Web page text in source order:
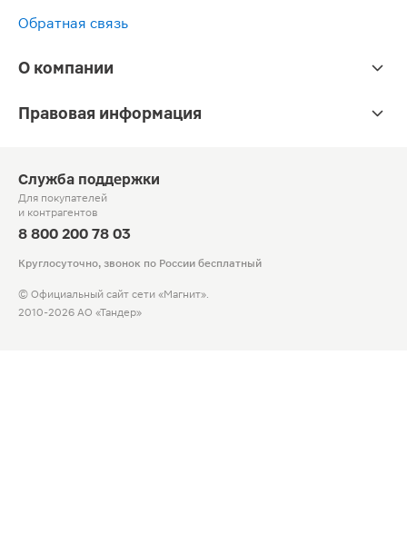
Обратная связь
О компании
Правовая информация
Служба поддержки
Для покупателей
и контрагентов
8 800 200 78 03
Круглосуточно, звонок по России бесплатный
© Официальный сайт сети «Магнит».
2010-2026 АО «Тандер»